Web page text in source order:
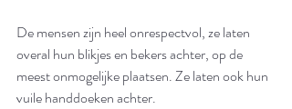
De mensen zijn heel onrespectvol, ze laten
overal hun blikjes en bekers achter, op de
meest onmogelijke plaatsen. Ze laten ook hun
vuile handdoeken achter.